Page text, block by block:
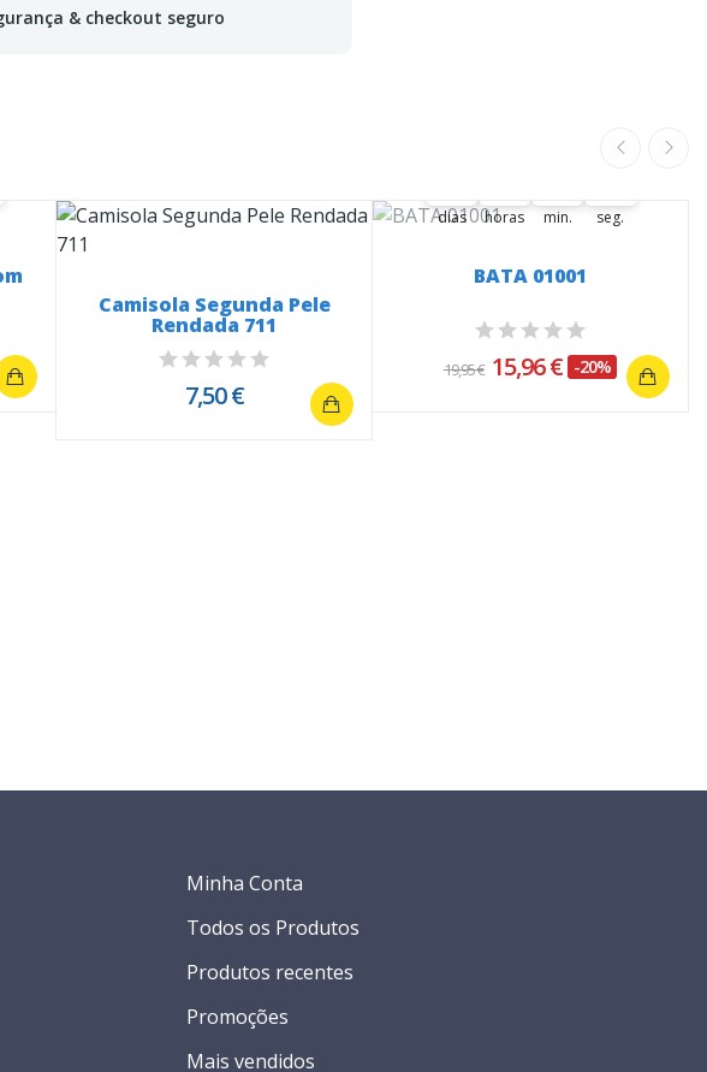
& checkout seguro
Camisola Segunda Pele
Rendada 711
7,50 €
dias horas min. seg.
BATA 01001
19,95 € 15,96 € -20%
Minha Conta
Todos os Produtos
Produtos recentes
Promoções
Mais vendidos